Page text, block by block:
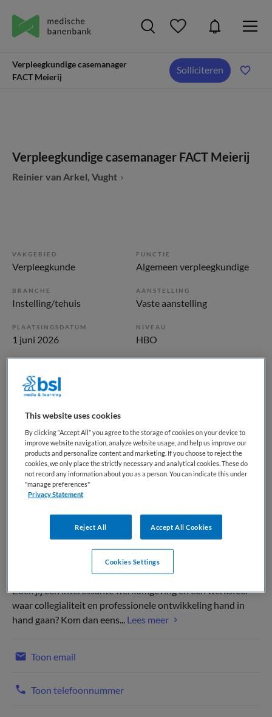
Verpleegkundige casemanager
FACT Meierij
Solliciteren
Verpleegkundige casemanager FACT Meierij
Reinier van Arkel, Vught
VAKGEBIED
Verpleegkunde
FUNCTIE
Algemeen verpleegkundige
BRANCHE
Instelling/tehuis
AANSTELLING
Vaste aanstelling
PLAATSINGSDATUM
1 juni 2026
NIVEAU
HBO
Ervaren
Vacature niet beschikbaar
Deze vacature Verpleegkundige casemanager FACT Meierij
bij Reinier van Arkel is niet meer actueel. Hieronder staan
enkele vergelijkbare vacatures die voor u wellicht
interessant zijn.
Zoek jij een interessante werkomgeving en een werksfeer
waar collegialiteit en professionele ontwikkeling hand in
hand gaan? Kom dan eens... Lees meer
Toon email
Toon telefoonnummer
This website uses cookies
By clicking “Accept All” you agree to the storage of cookies on your device to
improve website navigation, analyze website usage, and help us improve our
products and personalize content and marketing. If you choose to reject the
cookies, we only place the strictly necessary and analytical cookies. These do
not record any information about you as a person. You can indicate this under
"manage preferences"
Privacy Statement
Reject All Accept All Cookies
Cookies Settings